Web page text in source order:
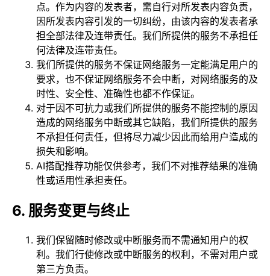
点。作为内容的发表者，需自行对所发表内容负责，
因所发表内容引发的一切纠纷，由该内容的发表者承
担全部法律及连带责任。我们所提供的服务不承担任
何法律及连带责任。
我们所提供的服务不保证网络服务一定能满足用户的
要求，也不保证网络服务不会中断，对网络服务的及
时性、安全性、准确性也都不作保证。
对于因不可抗力或我们所提供的服务不能控制的原因
造成的网络服务中断或其它缺陷，我们所提供的服务
不承担任何责任，但将尽力减少因此而给用户造成的
损失和影响。
AI搭配推荐功能仅供参考，我们不对推荐结果的准确
性或适用性承担责任。
6. 服务变更与终止
我们保留随时修改或中断服务而不需通知用户的权
利。我们行使修改或中断服务的权利，不需对用户或
第三方负责。